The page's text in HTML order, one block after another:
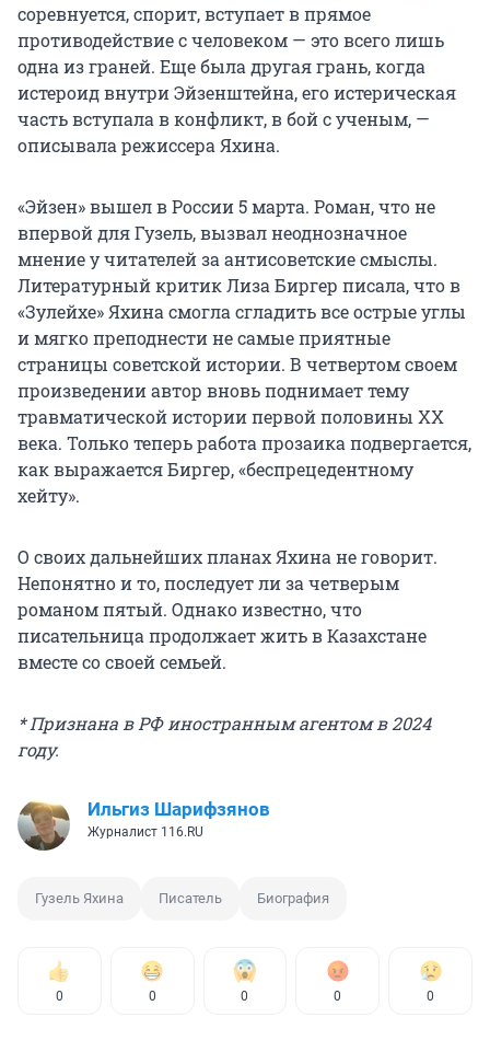
соревнуется, спорит, вступает в прямое
противодействие с человеком — это всего лишь
одна из граней. Еще была другая грань, когда
истероид внутри Эйзенштейна, его истерическая
часть вступала в конфликт, в бой с ученым, —
описывала режиссера Яхина.
«Эйзен» вышел в России 5 марта. Роман, что не
впервой для Гузель, вызвал неоднозначное
мнение у читателей за антисоветские смыслы.
Литературный критик Лиза Биргер писала, что в
«Зулейхе» Яхина смогла сгладить все острые углы
и мягко преподнести не самые приятные
страницы советской истории. В четвертом своем
произведении автор вновь поднимает тему
травматической истории первой половины XX
века. Только теперь работа прозаика подвергается,
как выражается Биргер, «беспрецедентному
хейту».
О своих дальнейших планах Яхина не говорит.
Непонятно и то, последует ли за четверым
романом пятый. Однако известно, что
писательница продолжает жить в Казахстане
вместе со своей семьей.
* Признана в РФ иностранным агентом в 2024
году.
Ильгиз Шарифзянов
Журналист 116.RU
Гузель Яхина Писатель Биография
0 0 0 0 0